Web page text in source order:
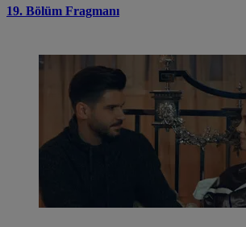
19. Bölüm Fragmanı